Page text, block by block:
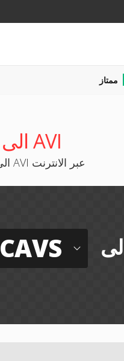
ممتاز
محول CAVS الى AVI
حول تسجيلات CAVS الى فيديو AVI عبر الانترنت
CAVS